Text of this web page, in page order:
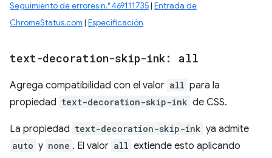
Seguimiento de errores n.° 469111735| Entrada de
ChromeStatus.com | Especificación
text-decoration-skip-ink: all
Agrega compatibilidad con el valor all para la
propiedad text-decoration-skip-ink de CSS.
La propiedad text-decoration-skip-ink ya admite
auto y none . El valor all extiende esto aplicando